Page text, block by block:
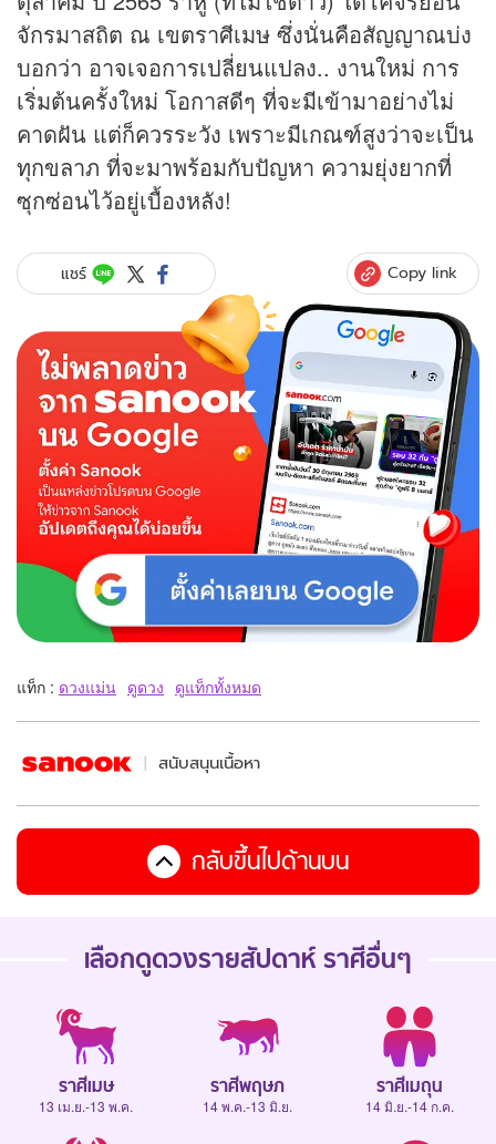
จักรมาสถิต ณ เขตราศีเมษ ซึ่งนั่นคือสัญญาณบ่ง
บอกว่า อาจเจอการเปลี่ยนแปลง.. งานใหม่ การ
เริ่มต้นครั้งใหม่ โอกาสดีๆ ที่จะมีเข้ามาอย่างไม่
คาดฝัน แต่ก็ควรระวัง เพราะมีเกณฑ์สูงว่าจะเป็น
ทุกขลาภ ที่จะมาพร้อมกับปัญหา ความยุ่งยากที่
ซุกซ่อนไว้อยู่เบื้องหลัง!
แชร์ Copy link
แท็ก : ดวงแม่น ดูดวง ดูแท็กทั้งหมด
สนับสนุนเนื้อหา
กลับขึ้นไปด้านบน
เลือกดูดวงรายสัปดาห์ ราศีอื่นๆ
ราศีเมษ
13 เม.ย.-13 พ.ค.
ราศีพฤษภ
14 พ.ค.-13 มิ.ย.
ราศีเมถุน
14 มิ.ย.-14 ก.ค.